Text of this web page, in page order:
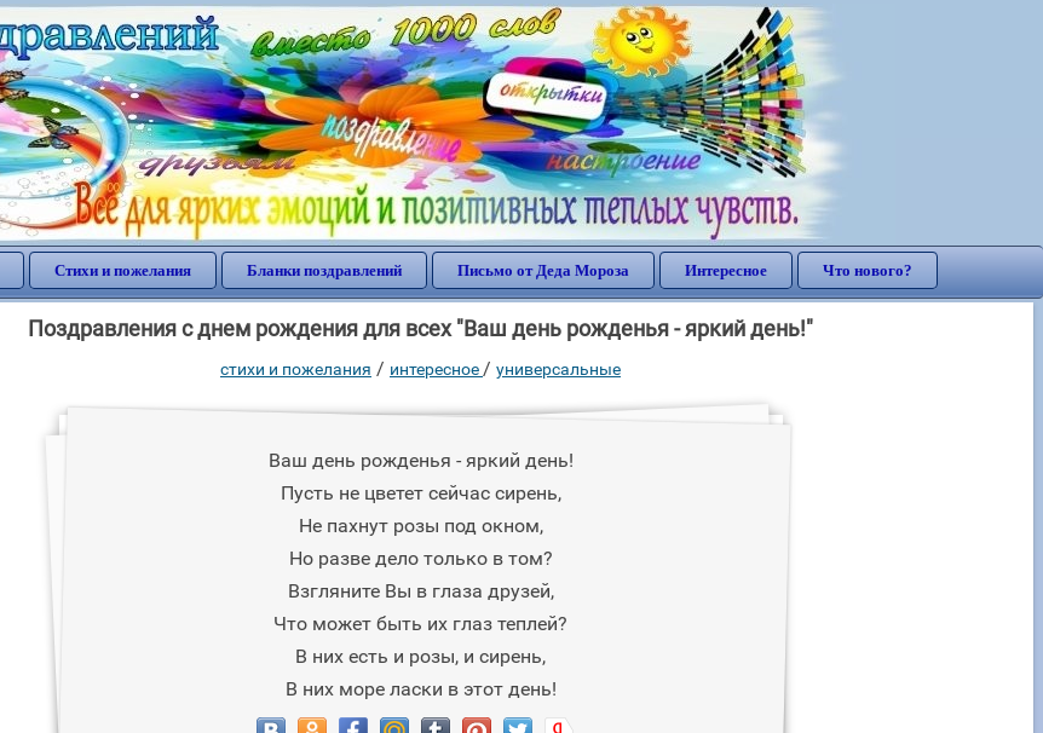
Стихи и пожелания Бланки поздравлений Письмо от Деда Мороза Интересное Что нового?
Поздравления с днем рождения для всех "Ваш день рожденья - яркий день!"
стихи и пожелания / интересное/ универсальные
Ваш день рожденья - яркий день!
Пусть не цветет сейчас сирень,
Не пахнут розы под окном,
Но разве дело только в том?
Взгляните Вы в глаза друзей,
Что может быть их глаз теплей?
В них есть и розы, и сирень,
В них море ласки в этот день!